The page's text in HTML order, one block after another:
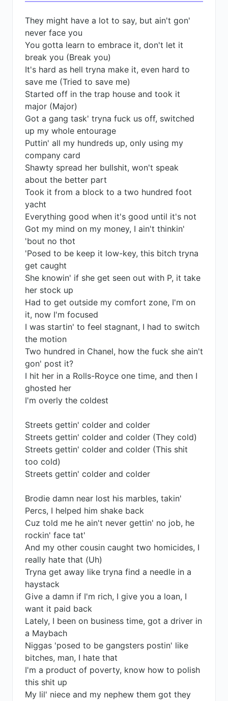
They might have a lot to say, but ain't gon'
never face you
You gotta learn to embrace it, don't let it
break you (Break you)
It's hard as hell tryna make it, even hard to
save me (Tried to save me)
Started off in the trap house and took it
major (Major)
Got a gang task' tryna fuck us off, switched
up my whole entourage
Puttin' all my hundreds up, only using my
company card
Shawty spread her bullshit, won't speak
about the better part
Took it from a block to a two hundred foot
yacht
Everything good when it's good until it's not
Got my mind on my money, I ain't thinkin'
'bout no thot
'Posed to be keep it low-key, this bitch tryna
get caught
Shе knowin' if she get seen out with P, it take
hеr stock up
Had to get outside my comfort zone, I'm on
it, now I'm focused
I was startin' to feel stagnant, I had to switch
the motion
Two hundred in Chanel, how the fuck she ain't
gon' post it?
I hit her in a Rolls-Royce one time, and then I
ghosted her
I'm overly the coldest
Streets gettin' colder and colder
Streets gettin' colder and colder (They cold)
Streets gettin' colder and colder (This shit
too cold)
Streets gettin' colder and colder
Brodie damn near lost his marbles, takin'
Percs, I helped him shake back
Cuz told me he ain't never gettin' no job, he
rockin' face tat'
And my other cousin caught two homicides, I
really hate that (Uh)
Tryna get away like tryna find a needle in a
haystack
Give a damn if I'm rich, I give you a loan, I
want it paid back
Lately, I been on business time, got a driver in
a Maybach
Niggas 'posed to be gangsters postin' like
bitches, man, I hate that
I'm a product of poverty, know how to polish
this shit up
My lil' niece and my nephew them got they